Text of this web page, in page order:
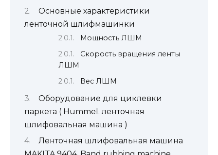
Основные характеристики
ленточной шлифмашинки
Мощность ЛШМ
Скорость вращения ленты
ЛШМ
Вес ЛШМ
Оборудование для циклевки
паркета ( Hummel. ленточная
шлифовальная машина )
Ленточная шлифовальная машина